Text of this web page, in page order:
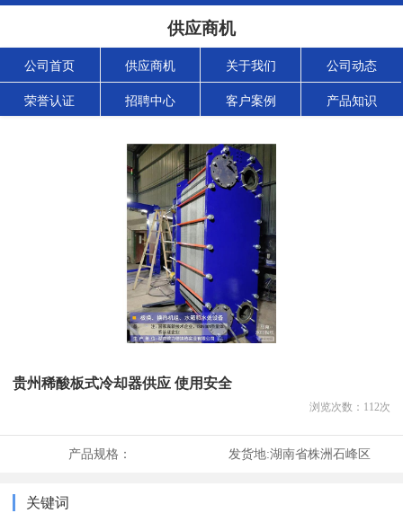
供应商机
公司首页 供应商机 关于我们 公司动态
荣誉认证 招聘中心 客户案例 产品知识
贵州稀酸板式冷却器供应 使用安全
浏览次数： 112次
产品规格： 发货地:湖南省株洲石峰区
关键词